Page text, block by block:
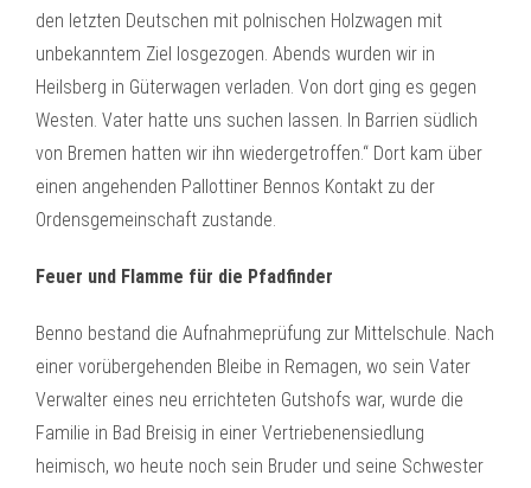
den letzten Deutschen mit polnischen Holzwagen mit
unbekanntem Ziel losgezogen. Abends wurden wir in
Heilsberg in Güterwagen verladen. Von dort ging es gegen
Westen. Vater hatte uns suchen lassen. In Barrien südlich
von Bremen hatten wir ihn wiedergetroffen.“ Dort kam über
einen angehenden Pallottiner Bennos Kontakt zu der
Ordensgemeinschaft zustande.
Feuer und Flamme für die Pfadfinder
Benno bestand die Aufnahmeprüfung zur Mittelschule. Nach
einer vorübergehenden Bleibe in Remagen, wo sein Vater
Verwalter eines neu errichteten Gutshofs war, wurde die
Familie in Bad Breisig in einer Vertriebenensiedlung
heimisch, wo heute noch sein Bruder und seine Schwester